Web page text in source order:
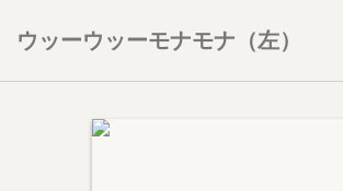
ウッーウッーモナモナ（左）